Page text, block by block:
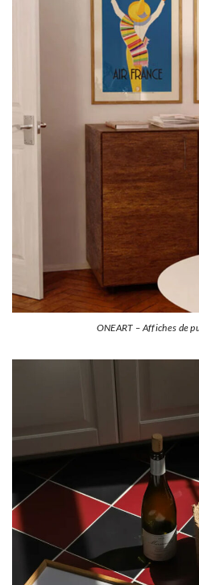
ONEART – Affiches de